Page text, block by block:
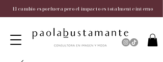
El cambio es por fuera pero el impacto es totalmente interno